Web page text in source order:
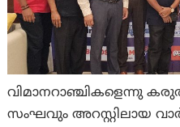
വിമാനറാഞ്ചികളെന്നു
സംഘവും അറസ്റ്റിലായ